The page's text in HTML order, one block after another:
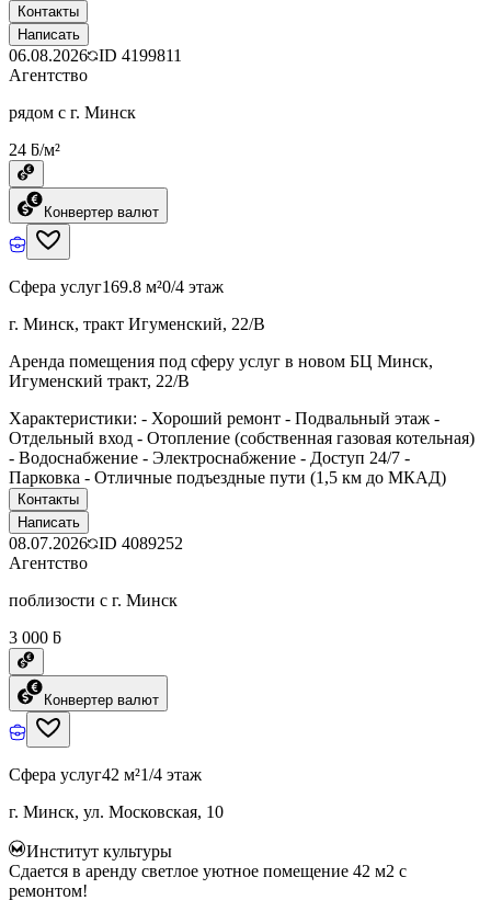
Контакты
Написать
06.08.2026 ID 4199811
Агентство
рядом с г. Минск
24 ƃ/м²
Конвертер валют
Сфера услуг169.8 м²0/4 этаж
г. Минск, тракт Игуменский, 22/В
Аренда помещения под сферу услуг в новом БЦ Минск,
Игуменский тракт, 22/В
Характеристики: - Хороший ремонт - Подвальный этаж -
Отдельный вход - Отопление (собственная газовая котельная)
- Водоснабжение - Электроснабжение - Доступ 24/7 -
Парковка - Отличные подъездные пути (1,5 км до МКАД)
Контакты
Написать
08.07.2026 ID 4089252
Агентство
поблизости с г. Минск
3 000 ƃ
Конвертер валют
Сфера услуг42 м²1/4 этаж
г. Минск, ул. Московская, 10
Институт культуры
Сдается в аренду светлое уютное помещение 42 м2 с
ремонтом!